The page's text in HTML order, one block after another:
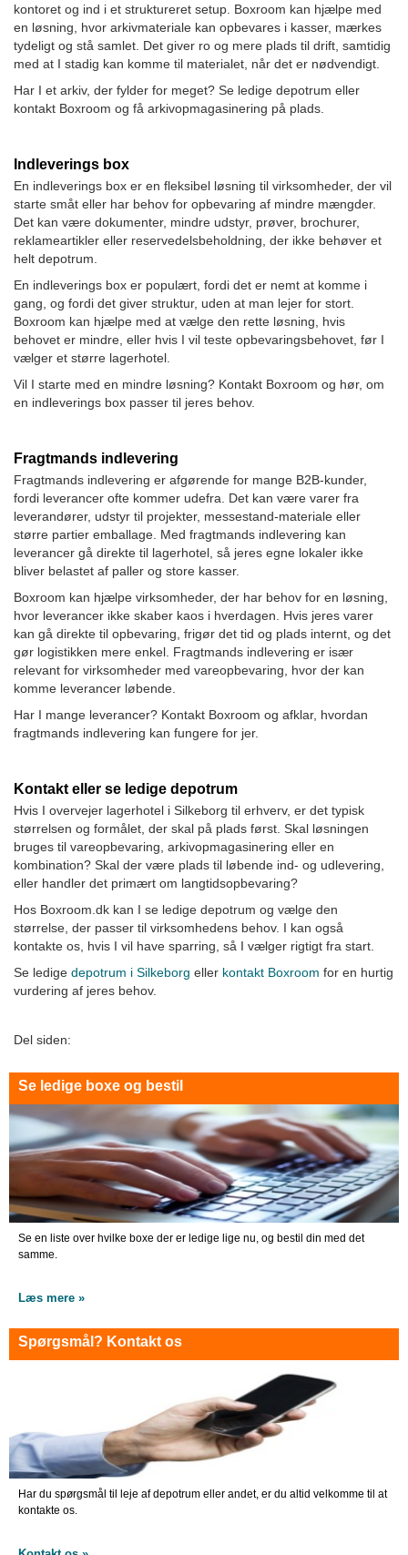
kontoret og ind i et struktureret setup. Boxroom kan hjælpe med
en løsning, hvor arkivmateriale kan opbevares i kasser, mærkes
tydeligt og stå samlet. Det giver ro og mere plads til drift, samtidig
med at I stadig kan komme til materialet, når det er nødvendigt.
Har I et arkiv, der fylder for meget? Se ledige depotrum eller
kontakt Boxroom og få arkivopmagasinering på plads.
Indleverings box
En indleverings box er en fleksibel løsning til virksomheder, der vil
starte småt eller har behov for opbevaring af mindre mængder.
Det kan være dokumenter, mindre udstyr, prøver, brochurer,
reklameartikler eller reservedelsbeholdning, der ikke behøver et
helt depotrum.
En indleverings box er populært, fordi det er nemt at komme i
gang, og fordi det giver struktur, uden at man lejer for stort.
Boxroom kan hjælpe med at vælge den rette løsning, hvis
behovet er mindre, eller hvis I vil teste opbevaringsbehovet, før I
vælger et større lagerhotel.
Vil I starte med en mindre løsning? Kontakt Boxroom og hør, om
en indleverings box passer til jeres behov.
Fragtmands indlevering
Fragtmands indlevering er afgørende for mange B2B-kunder,
fordi leverancer ofte kommer udefra. Det kan være varer fra
leverandører, udstyr til projekter, messestand-materiale eller
større partier emballage. Med fragtmands indlevering kan
leverancer gå direkte til lagerhotel, så jeres egne lokaler ikke
bliver belastet af paller og store kasser.
Boxroom kan hjælpe virksomheder, der har behov for en løsning,
hvor leverancer ikke skaber kaos i hverdagen. Hvis jeres varer
kan gå direkte til opbevaring, frigør det tid og plads internt, og det
gør logistikken mere enkel. Fragtmands indlevering er især
relevant for virksomheder med vareopbevaring, hvor der kan
komme leverancer løbende.
Har I mange leverancer? Kontakt Boxroom og afklar, hvordan
fragtmands indlevering kan fungere for jer.
Kontakt eller se ledige depotrum
Hvis I overvejer lagerhotel i Silkeborg til erhverv, er det typisk
størrelsen og formålet, der skal på plads først. Skal løsningen
bruges til vareopbevaring, arkivopmagasinering eller en
kombination? Skal der være plads til løbende ind- og udlevering,
eller handler det primært om langtidsopbevaring?
Hos Boxroom.dk kan I se ledige depotrum og vælge den
størrelse, der passer til virksomhedens behov. I kan også
kontakte os, hvis I vil have sparring, så I vælger rigtigt fra start.
Se ledige depotrum i Silkeborg eller kontakt Boxroom for en hurtig
vurdering af jeres behov.
Del siden:
Se ledige boxe og bestil
Se en liste over hvilke boxe der er ledige lige nu, og bestil din med det
samme.
Læs mere »
Spørgsmål? Kontakt os
Har du spørgsmål til leje af depotrum eller andet, er du altid velkomme til at
kontakte os.